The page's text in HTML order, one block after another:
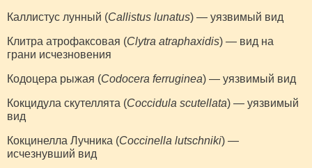
Каллистус лунный (Callistus lunatus) — уязвимый вид
Клитра атрофаксовая (Clytra atraphaxidis) — вид на
грани исчезновения
Кодоцера рыжая (Codocera ferruginea) — уязвимый вид
Кокцидула скутеллята (Coccidula scutellata) — уязвимый
вид
Кокцинелла Лучника (Coccinella lutschniki) —
исчезнувший вид